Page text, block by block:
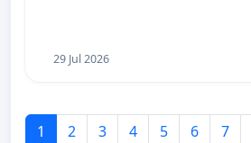
29 Jul 2026
1 2 3 4 5 6 7